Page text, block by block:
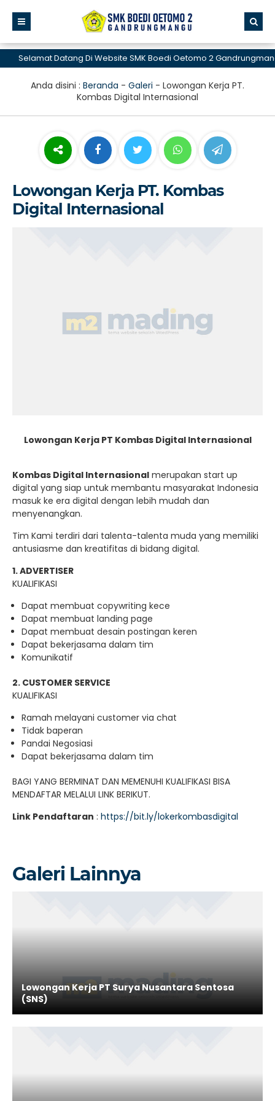
Selamat Datang Di Website SMK Boedi Oetomo 2 Gandrungmangu
Anda disini : Beranda - Galeri - Lowongan Kerja PT.
Kombas Digital Internasional
Lowongan Kerja PT. Kombas
Digital Internasional
Lowongan Kerja PT Kombas Digital Internasional
Kombas Digital Internasional merupakan start up
digital yang siap untuk membantu masyarakat Indonesia
masuk ke era digital dengan lebih mudah dan
menyenangkan.
Tim Kami terdiri dari talenta-talenta muda yang memiliki
antusiasme dan kreatifitas di bidang digital.
1. ADVERTISER
KUALIFIKASI
Dapat membuat copywriting kece
Dapat membuat landing page
Dapat membuat desain postingan keren
Dapat bekerjasama dalam tim
Komunikatif
2. CUSTOMER SERVICE
KUALIFIKASI
Ramah melayani customer via chat
Tidak baperan
Pandai Negosiasi
Dapat bekerjasama dalam tim
BAGI YANG BERMINAT DAN MEMENUHI KUALIFIKASI BISA
MENDAFTAR MELALUI LINK BERIKUT.
Link Pendaftaran : https://bit.ly/lokerkombasdigital
Galeri Lainnya
Lowongan Kerja PT Surya Nusantara Sentosa
(SNS)